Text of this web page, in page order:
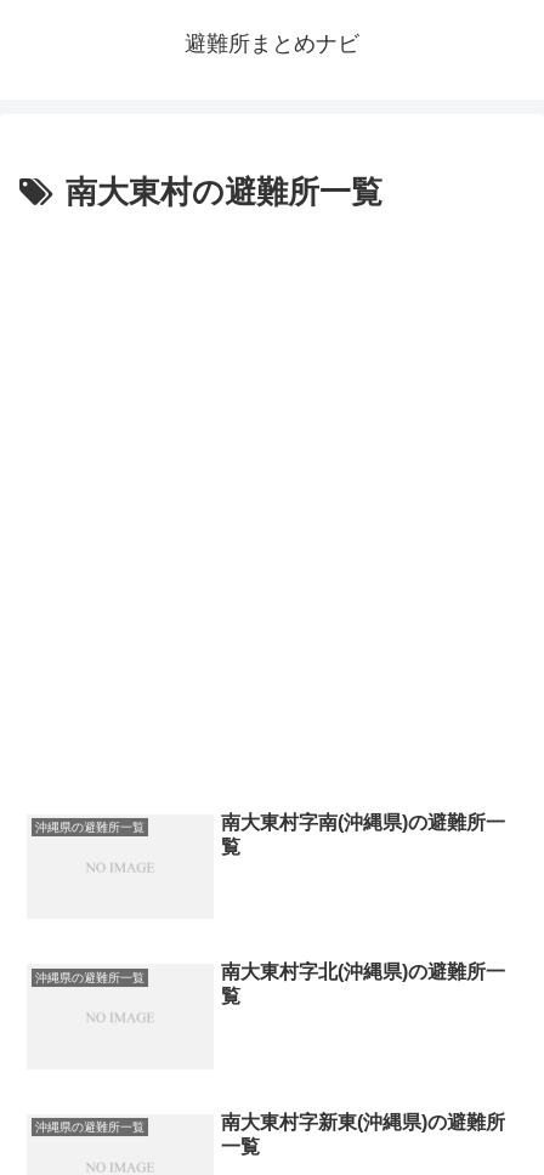
避難所まとめナビ
南大東村の避難所一覧
沖縄県の避難所一覧
南大東村字南(沖縄県)の避難所一
覧
沖縄県の避難所一覧
南大東村字北(沖縄県)の避難所一
覧
沖縄県の避難所一覧
南大東村字新東(沖縄県)の避難所
一覧